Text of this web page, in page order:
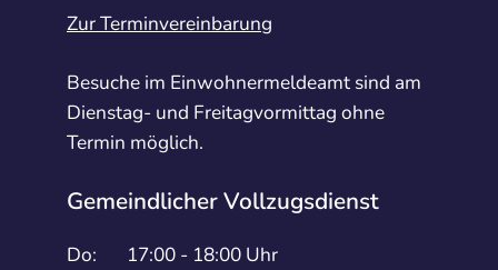
Zur Terminvereinbarung
Besuche im Einwohnermeldeamt sind am
Dienstag- und Freitagvormittag ohne
Termin möglich.
Gemeindlicher Vollzugsdienst
Do: 17:00 - 18:00 Uhr